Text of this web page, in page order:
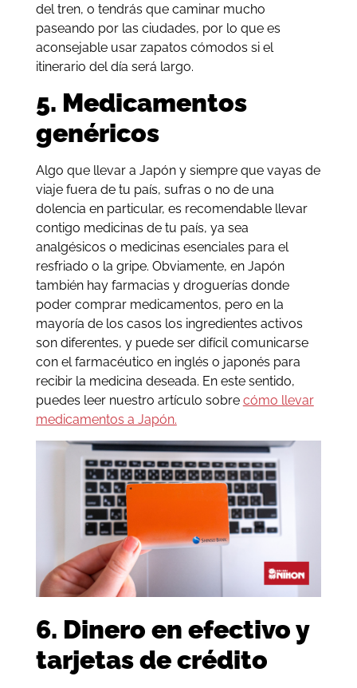
del tren, o tendrás que caminar mucho
paseando por las ciudades, por lo que es
aconsejable usar zapatos cómodos si el
itinerario del día será largo.
5. Medicamentos
genéricos
Algo que llevar a Japón y siempre que vayas de
viaje fuera de tu país, sufras o no de una
dolencia en particular, es recomendable llevar
contigo medicinas de tu país, ya sea
analgésicos o medicinas esenciales para el
resfriado o la gripe. Obviamente, en Japón
también hay farmacias y droguerías donde
poder comprar medicamentos, pero en la
mayoría de los casos los ingredientes activos
son diferentes, y puede ser difícil comunicarse
con el farmacéutico en inglés o japonés para
recibir la medicina deseada. En este sentido,
puedes leer nuestro artículo sobre cómo llevar
medicamentos a Japón.
6. Dinero en efectivo y
tarjetas de crédito